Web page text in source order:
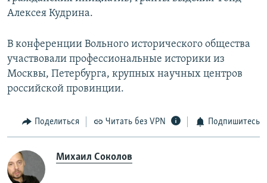
Алексея Кудрина.
В конференции Вольного исторического общества
участвовали профессиональные историки из
Москвы, Петербурга, крупных научных центров
российской провинции.
Поделиться Читать без VPN Подпишитесь
Михаил Соколов